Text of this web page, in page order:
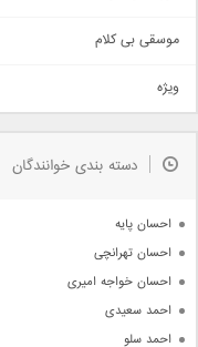
سنتی
اهنگ بندرعباسی
دمو
مذهبی
جدیدترین ها
موسقی بی کلام
ویژه
دسته بندی خوانندگان
احسان پایه
احسان تهرانچی
احسان خواجه امیری
احمد سعیدی
احمد سلو